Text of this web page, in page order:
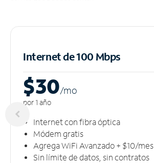
Internet de 100 Mbps
$30/mo
por 1 año
Internet con fibra óptica
Módem gratis
Agrega WiFi Avanzado + $10/mes
Sin límite de datos, sin contratos